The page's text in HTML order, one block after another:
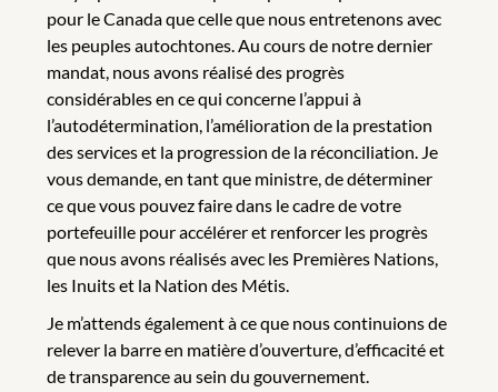
pour le Canada que celle que nous entretenons avec
les peuples autochtones. Au cours de notre dernier
mandat, nous avons réalisé des progrès
considérables en ce qui concerne l’appui à
l’autodétermination, l’amélioration de la prestation
des services et la progression de la réconciliation. Je
vous demande, en tant que ministre, de déterminer
ce que vous pouvez faire dans le cadre de votre
portefeuille pour accélérer et renforcer les progrès
que nous avons réalisés avec les Premières Nations,
les Inuits et la Nation des Métis.
Je m’attends également à ce que nous continuions de
relever la barre en matière d’ouverture, d’efficacité et
de transparence au sein du gouvernement.